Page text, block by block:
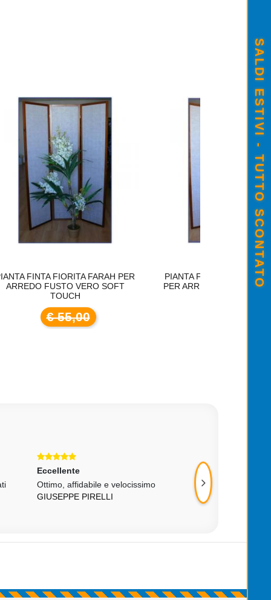
PER
PIANTA FINTA FIORITA JENNIFER
PER ARREDO CASA FUSTO VERO
PIANTA
ARREDO
Eccellente
Ottimo, affidabile e velocissimo
GIUSEPPE PIRELLI
Eccellente
Rapidità nella
arrivato integro,
SALDI ESTIVI - TUTTO SCONTATO